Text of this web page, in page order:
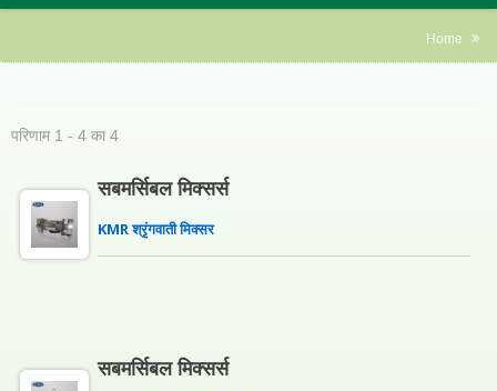
Home
परिणाम 1 - 4 का 4
सबमर्सिबल मिक्सर्स
KMR श्रृंगवाती मिक्सर
सबमर्सिबल मिक्सर्स